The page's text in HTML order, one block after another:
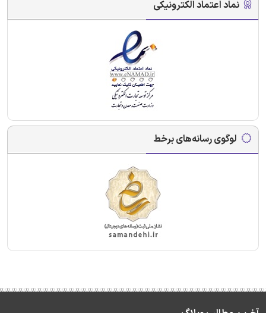
نماد اعتماد الکترونیکی
لوگوی رسانه‌های برخط